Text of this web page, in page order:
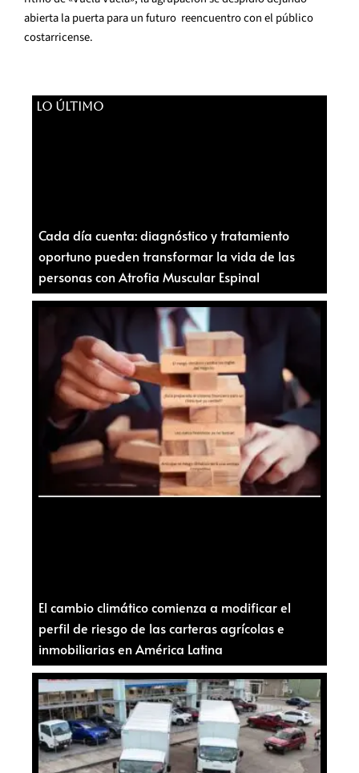
abierta la puerta para un futuro reencuentro con el público
costarricense.
LO ÚLTIMO
Cada día cuenta: diagnóstico y tratamiento
oportuno pueden transformar la vida de las
personas con Atrofia Muscular Espinal
El cambio climático comienza a modificar el
perfil de riesgo de las carteras agrícolas e
inmobiliarias en América Latina